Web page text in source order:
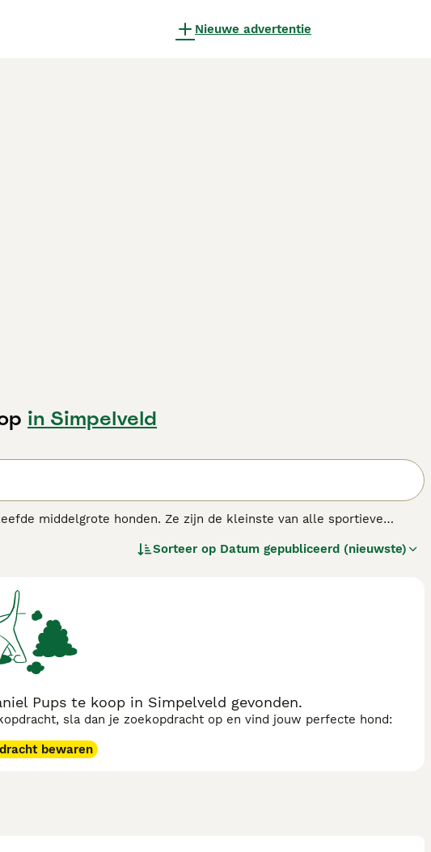
Nieuwe advertentie
in Simpelveld
middelgrote honden. Ze zijn de kleinste van alle sportieve
Sorteer op Datum gepubliceerd (nieuwste)
Pups te koop in Simpelveld gevonden.
sla dan je zoekopdracht op en vind jouw perfecte hond:
bewaren